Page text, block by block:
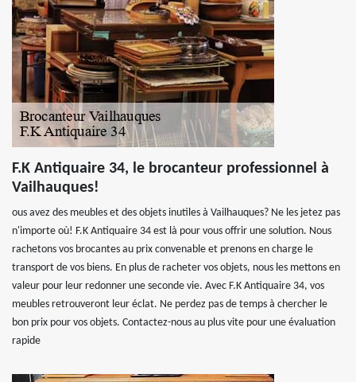
F.K Antiquaire 34, le brocanteur professionnel à
Vailhauques!
ous avez des meubles et des objets inutiles à Vailhauques? Ne les jetez pas
n'importe où! F.K Antiquaire 34 est là pour vous offrir une solution. Nous
rachetons vos brocantes au prix convenable et prenons en charge le
transport de vos biens. En plus de racheter vos objets, nous les mettons en
valeur pour leur redonner une seconde vie. Avec F.K Antiquaire 34, vos
meubles retrouveront leur éclat. Ne perdez pas de temps à chercher le
bon prix pour vos objets. Contactez-nous au plus vite pour une évaluation
rapide